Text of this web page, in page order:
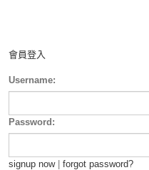
會員登入
Username:
Password:
signup now| forgot password?